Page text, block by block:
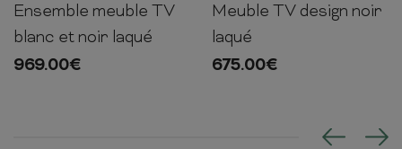
190cm 300cm 45cm
Ensemble meuble TV
blanc et noir laqué
969.00€
190cm 200cm 45cm
Meuble TV design noir
laqué
675.00€